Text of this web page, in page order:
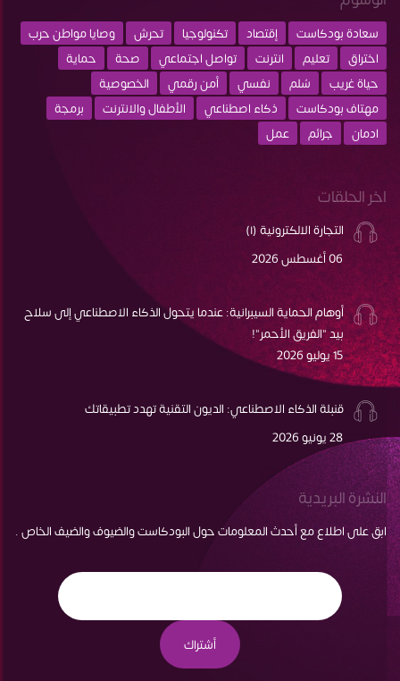
سعادة بودكاست إقتصاد تكنولوجيا تحرش
وصايا مواطن حرب
اختراق
تعليم انترنت تواصل اجتماعي صحة
حماية
حياة غريب
سُلم نفسي أمن رقمي
الخصوصية
مهتاف بودكاست
ذكاء اصطناعي الأطفال والانترنت
برمجة
ادمان
جرائم عمل
اخر الحلقات
التجارة الالكترونية (١)
06 أغسطس 2026
أوهام الحماية السيبرانية: عندما يتحول الذكاء الاصطناعي إلى سلاح
بيد "الفريق الأحمر"!
15 يوليو 2026
قنبلة الذكاء الاصطناعي: الديون التقنية تهدد تطبيقاتك
28 يونيو 2026
النشرة البريدية
ابق على اطلاع مع أحدث المعلومات حول البودكاست والضيوف والضيف الخاص .
أشتراك